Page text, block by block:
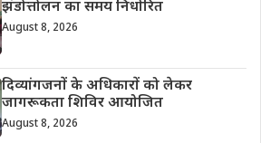
झंडोत्तोलन का समय निर्धारित
August 8, 2026
दिव्यांगजनों के अधिकारों को लेकर
जागरूकता शिविर आयोजित
August 8, 2026